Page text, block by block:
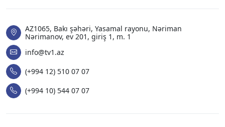
AZ1065, Bakı şəhəri, Yasamal rayonu, Nəriman
Nərimanov, ev 201, giriş 1, m. 1
info@tv1.az
(+994 12) 510 07 07
(+994 10) 544 07 07